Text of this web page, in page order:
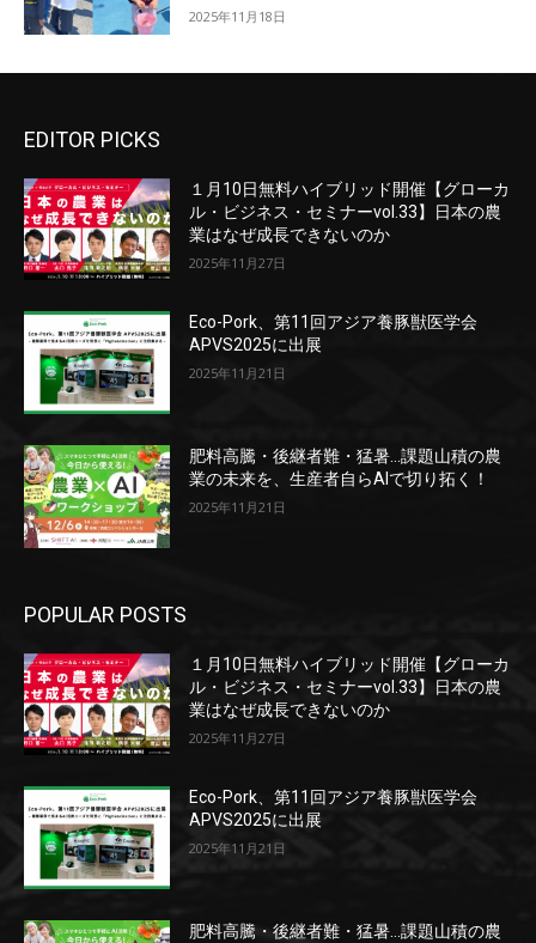
2025年11月18日
EDITOR PICKS
１月10日無料ハイブリッド開催【グローカ
ル・ビジネス・セミナーvol.33】日本の農
業はなぜ成長できないのか
2025年11月27日
Eco-Pork、第11回アジア養豚獣医学会
APVS2025に出展
2025年11月21日
肥料高騰・後継者難・猛暑…課題山積の農
業の未来を、生産者自らAIで切り拓く！
2025年11月21日
POPULAR POSTS
１月10日無料ハイブリッド開催【グローカ
ル・ビジネス・セミナーvol.33】日本の農
業はなぜ成長できないのか
2025年11月27日
Eco-Pork、第11回アジア養豚獣医学会
APVS2025に出展
2025年11月21日
肥料高騰・後継者難・猛暑…課題山積の農